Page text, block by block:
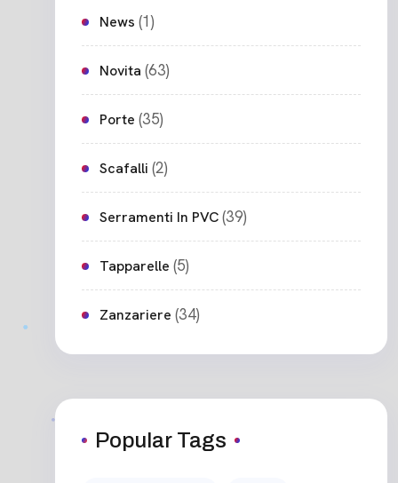
News (1)
Novita (63)
Porte (35)
Scafalli (2)
Serramenti In PVC(39)
Tapparelle (5)
Zanzariere (34)
Popular Tags